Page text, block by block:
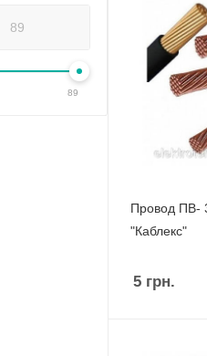
Провод ПВ-
"Каблекс"
5 грн.
89